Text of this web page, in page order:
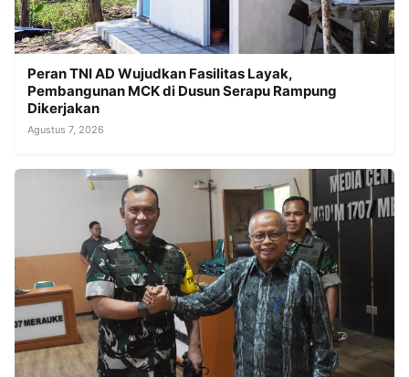
Peran TNI AD Wujudkan Fasilitas Layak,
Pembangunan MCK di Dusun Serapu Rampung
Dikerjakan
Agustus 7, 2026